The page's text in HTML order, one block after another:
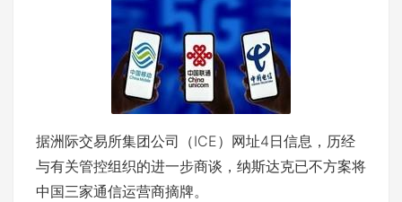
据洲际交易所集团公司（ICE）网址4日信息，历经
与有关管控组织的进一步商谈，纳斯达克已不方案将
中国三家通信运营商摘牌。